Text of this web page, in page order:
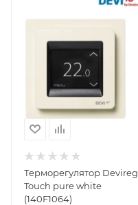
Терморегулятор Devireg
Touch pure white
(140F1064)